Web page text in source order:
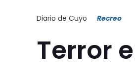
Diario de Cuyo Recreo
Terror